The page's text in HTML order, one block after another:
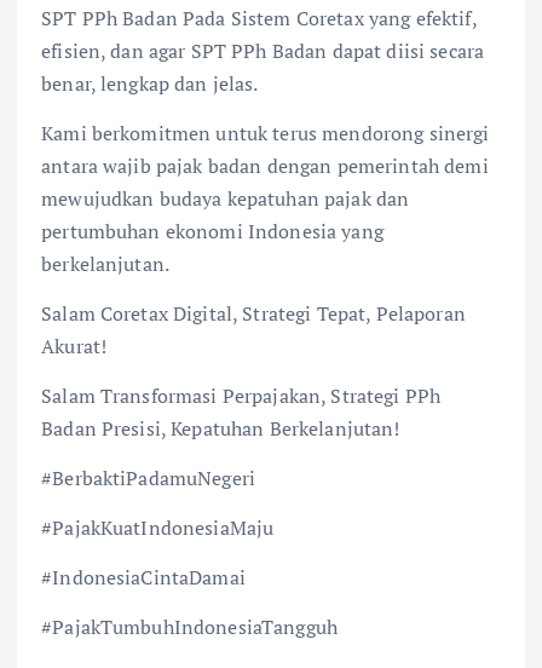
SPT PPh Badan Pada Sistem Coretax yang efektif,
efisien, dan agar SPT PPh Badan dapat diisi secara
benar, lengkap dan jelas.
Kami berkomitmen untuk terus mendorong sinergi
antara wajib pajak badan dengan pemerintah demi
mewujudkan budaya kepatuhan pajak dan
pertumbuhan ekonomi Indonesia yang
berkelanjutan.
Salam Coretax Digital, Strategi Tepat, Pelaporan
Akurat!
Salam Transformasi Perpajakan, Strategi PPh
Badan Presisi, Kepatuhan Berkelanjutan!
#BerbaktiPadamuNegeri
#PajakKuatIndonesiaMaju
#IndonesiaCintaDamai
#PajakTumbuhIndonesiaTangguh